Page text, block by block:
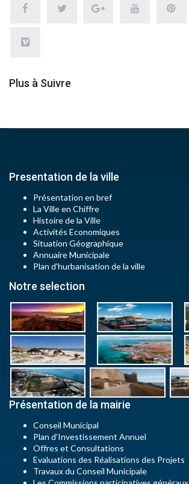
Plus à Suivre
Presentation de la ville
Présentation en bref
La Ville en Chiffre
Histoire de la Ville
Activités Economiques
Situation Géographique
Annuaire Municipale
Plan d'hurbanisation de la ville
Notre selection
Présentation de la mairie
Conseil Municipal
Plan d'Investissement Annuel
Offres et Consultations
Evaluations des Réalisations des Projets
Travaux du Conseil Municipale